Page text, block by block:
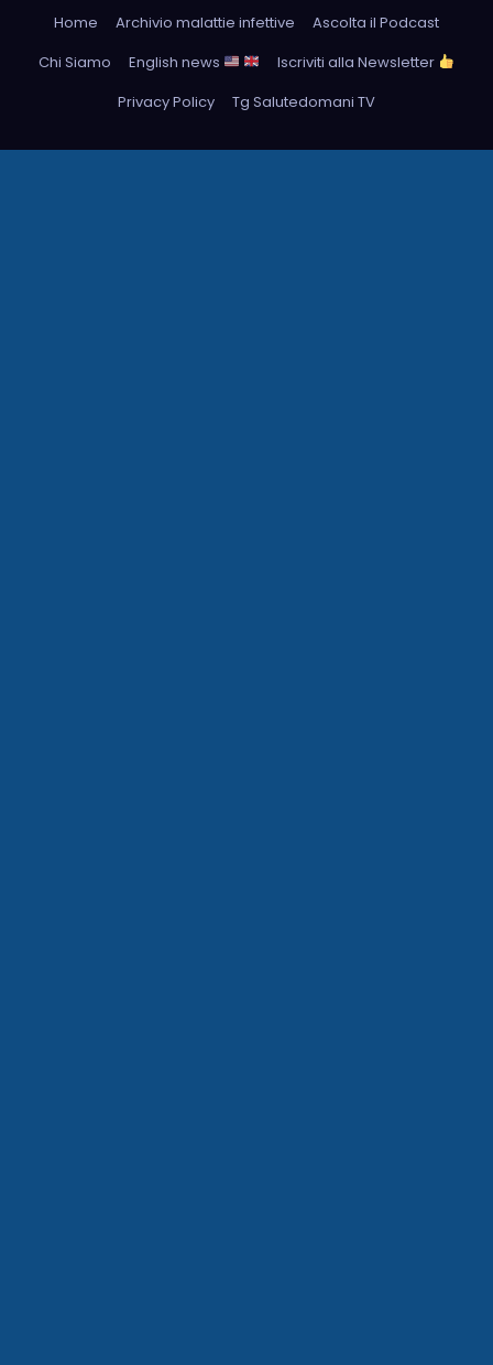
Home Archivio malattie infettive
Ascolta il Podcast
Chi Siamo
English news
Iscriviti alla Newsletter
Privacy Policy
Tg Salutedomani TV